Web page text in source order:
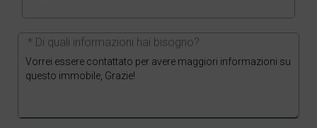
* Di quali informazioni hai bisogno?